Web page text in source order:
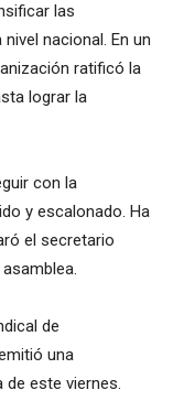
las
nacional. En un
ratificó la
lograr la
con la
y escalonado. Ha
el secretario
de
una
este viernes.